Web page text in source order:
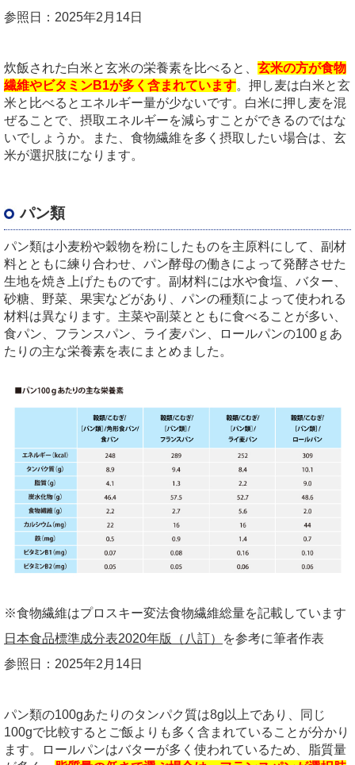
参照日：2025年2月14日
炊飯された白米と玄米の栄養素を比べると、 玄米の方が食物
繊維やビタミンB1が多く含まれています。押し麦は白米と玄
米と比べるとエネルギー量が少ないです。白米に押し麦を混
ぜることで、摂取エネルギーを減らすことができるのではな
いでしょうか。また、食物繊維を多く摂取したい場合は、玄
米が選択肢になります。
パン類
パン類は小麦粉や穀物を粉にしたものを主原料にして、副材
料とともに練り合わせ、パン酵母の働きによって発酵させた
生地を焼き上げたものです。副材料には水や食塩、バター、
砂糖、野菜、果実などがあり、パンの種類によって使われる
材料は異なります。主菜や副菜とともに食べることが多い、
食パン、フランスパン、ライ麦パン、ロールパンの100ｇあ
たりの主な栄養素を表にまとめました。
※食物繊維はプロスキー変法食物繊維総量を記載しています
日本食品標準成分表2020年版（八訂）
を参考に筆者作表
参照日：2025年2月14日
パン類の100gあたりのタンパク質は8g以上であり、同じ
100gで比較するとご飯よりも多く含まれていることが分かり
ます。ロールパンはバターが多く使われているため、脂質量